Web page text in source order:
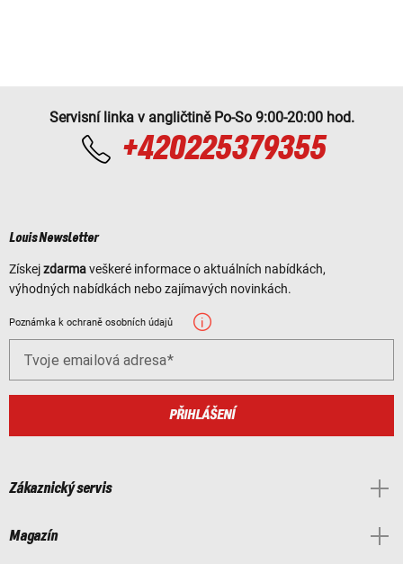
Servisní linka v angličtině Po-So 9:00-20:00 hod.
+420225379355
Louis Newsletter
Získejzdarmaveškeré informace o aktuálních nabídkách,
výhodných nabídkách nebo zajímavých novinkách.
Poznámka k ochraně osobních údajů
Tvoje emailová adresa
PŘIHLÁŠENÍ
Zákaznický servis
Magazín